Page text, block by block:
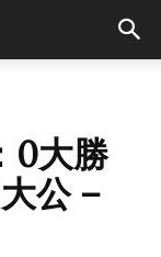
0大勝
公 –